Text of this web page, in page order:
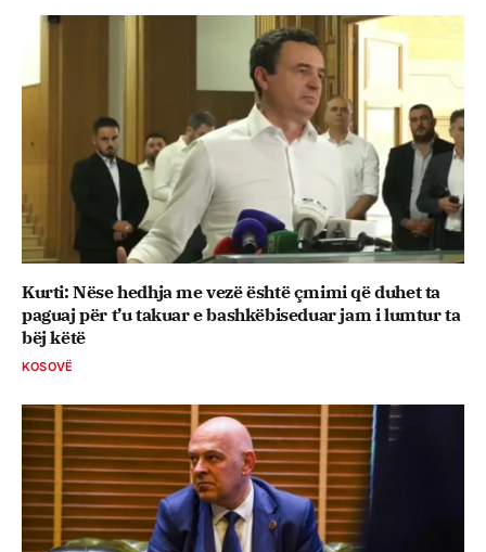
Kurti: Nëse hedhja me vezë është çmimi që duhet ta
paguaj për t’u takuar e bashkëbiseduar jam i lumtur ta
bëj këtë
KOSOVË